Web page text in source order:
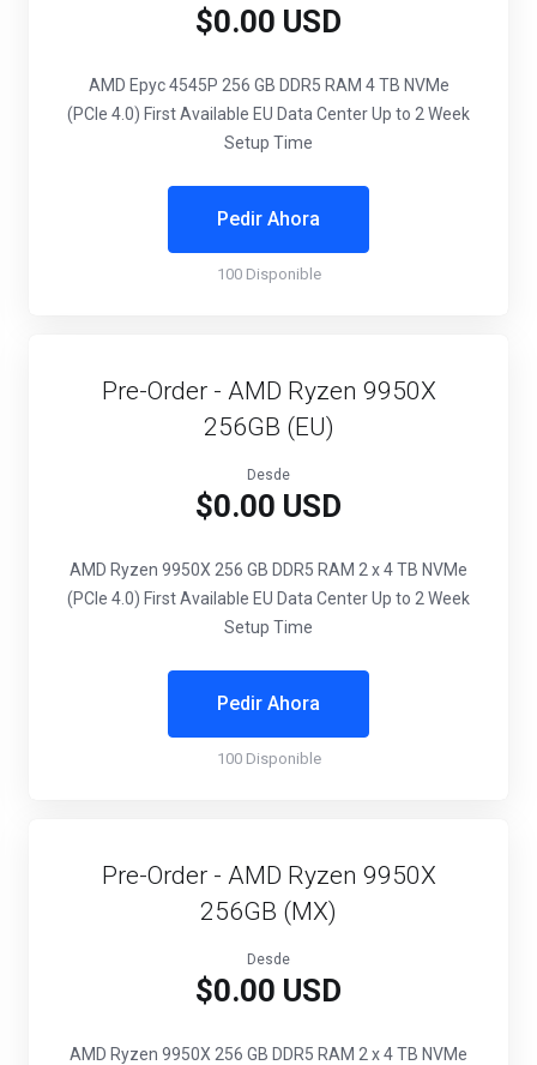
$0.00 USD
AMD Epyc 4545P 256 GB DDR5 RAM 4 TB NVMe
(PCIe 4.0) First Available EU Data CenterUp to 2 Week
Setup Time
Pedir Ahora
100 Disponible
Pre-Order - AMD Ryzen 9950X
256GB (EU)
Desde
$0.00 USD
AMD Ryzen 9950X 256 GB DDR5 RAM 2 x 4 TB NVMe
(PCIe 4.0) First Available EU Data CenterUp to 2 Week
Setup Time
Pedir Ahora
100 Disponible
Pre-Order - AMD Ryzen 9950X
256GB (MX)
Desde
$0.00 USD
AMD Ryzen 9950X 256 GB DDR5 RAM 2 x 4 TB NVMe